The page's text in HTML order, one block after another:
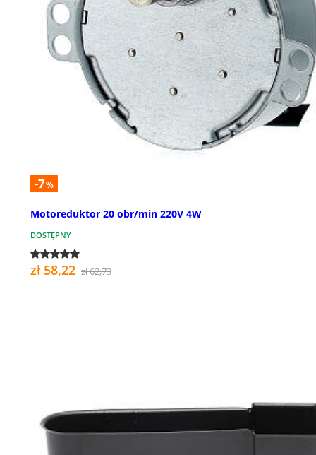
-7%
Motoreduktor 20 obr/min 220V 4W
DOSTĘPNY
zł 58,22 zł 62,73